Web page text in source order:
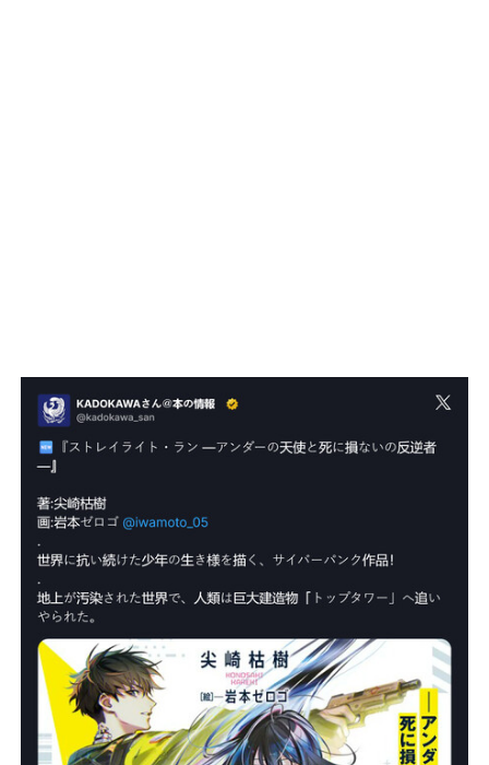
“Tengo trabajo y sé que hoy poder decir eso no es
poca cosa. Por eso vengo a agradecer”
NACION. Su oración, explicó, está enfocada tanto en su
familia como en quienes atraviesan dificultades.
“Cuando venís acá ves personas que están atravesando
situaciones mucho más difíciles que la tuya y te cambia
un poco la perspectiva. Yo agradezco lo que tengo y
pido poder conservarlo, pero también que los demás
tengan su oportunidad”, afirmó.